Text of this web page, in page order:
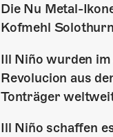
Die Nu Metal-
Kofmehl
Ill Niño wurden
Revolucion aus
Tonträger
Ill Niño schaffen